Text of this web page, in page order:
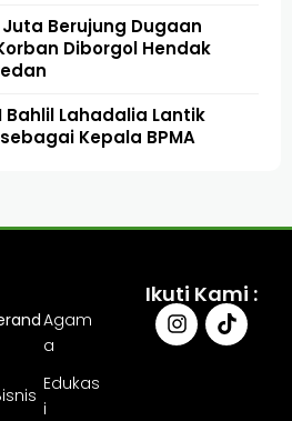
Juta Berujung Dugaan
Diborgol Hendak
Bahlil Lahadalia Lantik
Kepala BPMA
Agam
a
Edukas
i
Ikuti Kami :